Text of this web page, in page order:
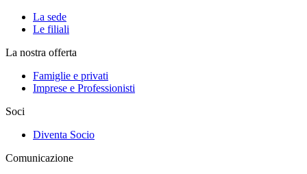
La sede
Le filiali
La nostra offerta
Famiglie e privati
Imprese e Professionisti
Soci
Diventa Socio
Comunicazione